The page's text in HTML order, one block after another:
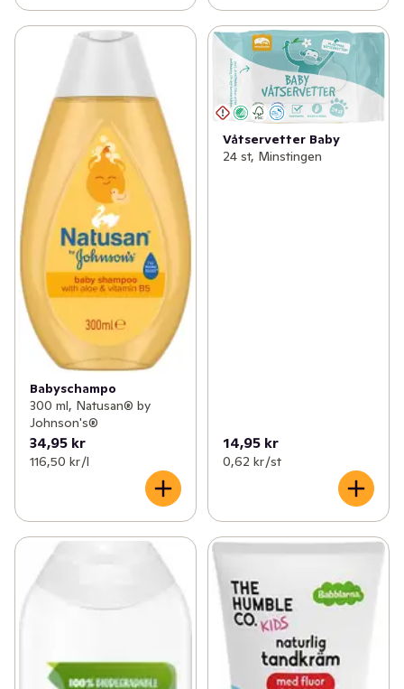
Babyschampo
300 ml, Natusan® by
Johnson's®
34,95 kr
116,50 kr /l
Våtservetter Baby
24 st, Minstingen
14,95 kr
0,62 kr /st